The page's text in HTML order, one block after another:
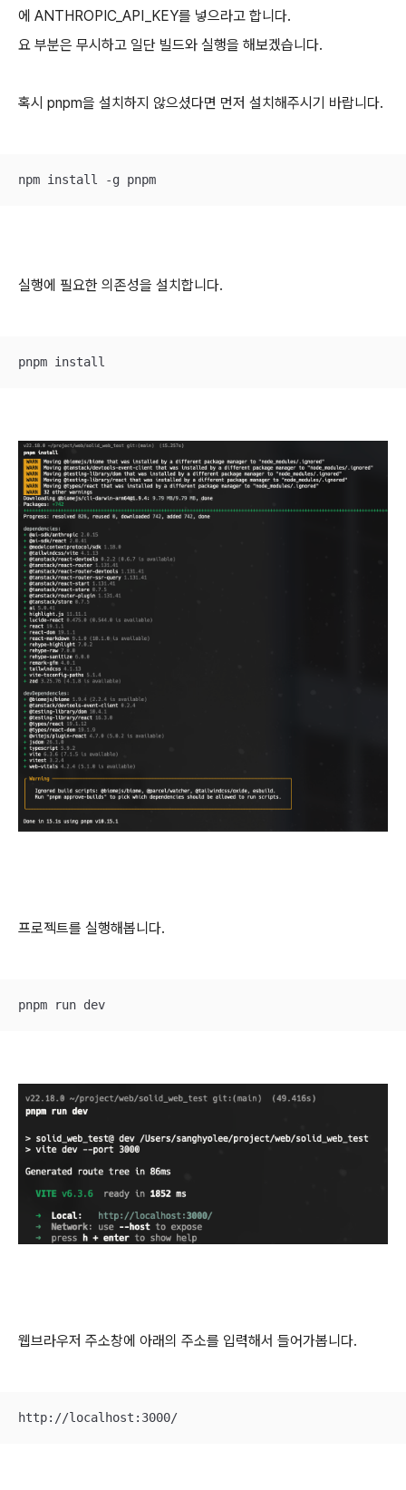
에 ANTHROPIC_API_KEY를 넣으라고 합니다.
요 부분은 무시하고 일단 빌드와 실행을 해보겠습니다.
혹시 pnpm을 설치하지 않으셨다면 먼저 설치해주시기 바랍니다.
npm install -g pnpm
실행에 필요한 의존성을 설치합니다.
pnpm install
프로젝트를 실행해봅니다.
pnpm run dev
웹브라우저 주소창에 아래의 주소를 입력해서 들어가봅니다.
http://localhost:3000/